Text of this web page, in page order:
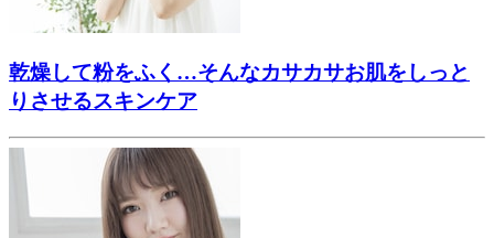
乾燥して粉をふく…そんなカサカサお肌をしっと
りさせるスキンケア